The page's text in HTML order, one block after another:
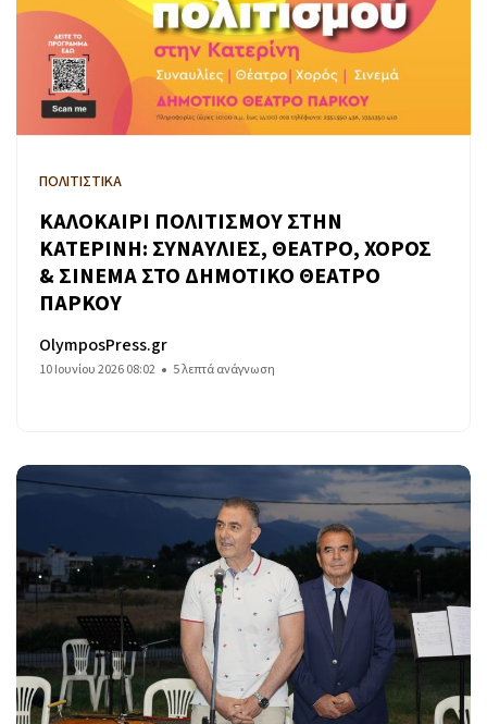
ΠΟΛΙΤΙΣΤΙΚΑ
ΚΑΛΟΚΑΙΡΙ ΠΟΛΙΤΙΣΜΟΥ ΣΤΗΝ
ΚΑΤΕΡΙΝΗ: ΣΥΝΑΥΛΙΕΣ, ΘΕΑΤΡΟ, ΧΟΡΟΣ
& ΣΙΝΕΜΑ ΣΤΟ ΔΗΜΟΤΙΚΟ ΘΕΑΤΡΟ
ΠΑΡΚΟΥ
OlymposPress.gr
10 Ιουνίου 2026 08:02 5 λεπτά ανάγνωση